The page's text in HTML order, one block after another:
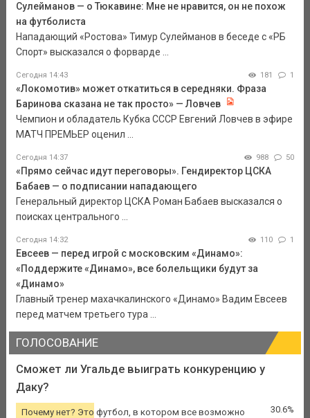
Сулейманов — о Тюкавине: Мне не нравится, он не похож
на футболиста
Нападающий «Ростова» Тимур Сулейманов в беседе с «РБ
Спорт» высказался о форварде ...
Сегодня 14:43 181 1
«Локомотив» может откатиться в середняки. Фраза
Баринова сказана не так просто» — Ловчев
Чемпион и обладатель Кубка СССР Евгений Ловчев в эфире
МАТЧ ПРЕМЬЕР оценил ...
Сегодня 14:37 988 50
«Прямо сейчас идут переговоры». Гендиректор ЦСКА
Бабаев — о подписании нападающего
Генеральный директор ЦСКА Роман Бабаев высказался о
поисках центрального ...
Сегодня 14:32 110 1
Евсеев — перед игрой с московским «Динамо»:
«Поддержите «Динамо», все болельщики будут за
«Динамо»
Главный тренер махачкалинского «Динамо» Вадим Евсеев
перед матчем третьего тура ...
ГОЛОСОВАНИЕ
Сможет ли Угальде выиграть конкуренцию у
Даку?
Почему нет? Это футбол, в котором все возможно 30.6%